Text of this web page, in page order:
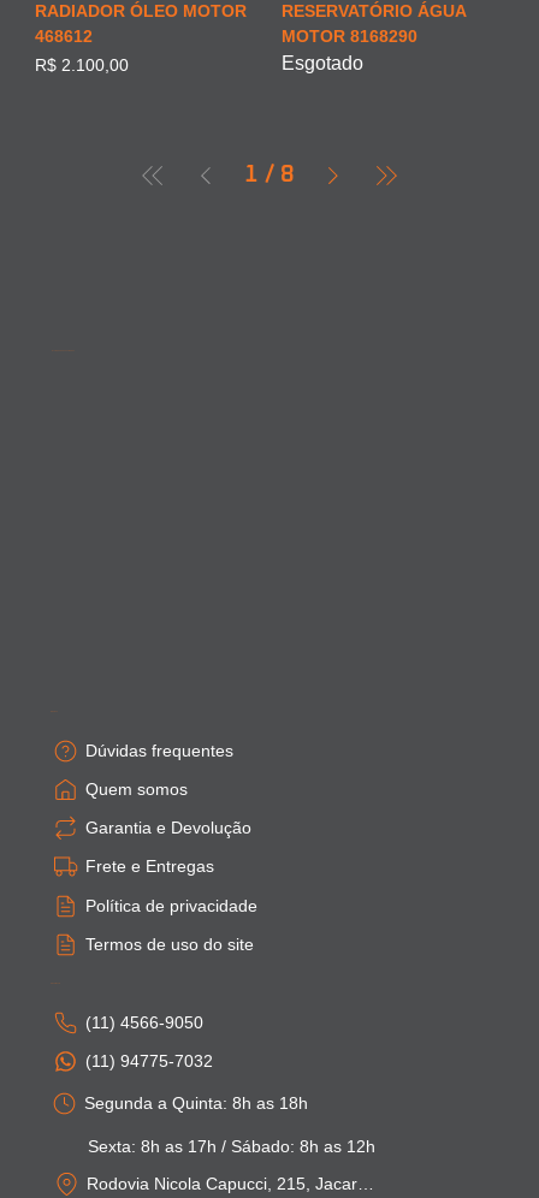
RADIADOR ÓLEO MOTOR
468612
Preço
R$ 2.100,00
RESERVATÓRIO ÁGUA
MOTOR 8168290
Esgotado
1 / 8
Quem somos
Dúvidas frequentes
Garantia e Devolução
Frete e Entregas
Política de privacidade
Termos de uso do site
(11) 4566-9050
(11) 94775-7032
Rodovia Nicola Capucci, 215, Jacarei - SP
Segunda a Quinta: 8h as 18h
Sexta: 8h as 17h / Sábado: 8h as 12h